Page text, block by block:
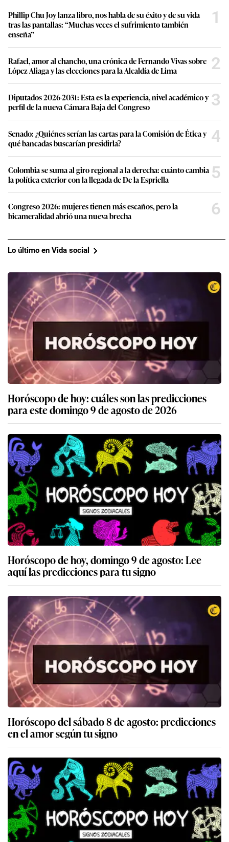
Phillip Chu Joy lanza libro, nos habla de su éxito y de su vida
tras las pantallas: “Muchas veces el sufrimiento también
enseña”
1
Rafael, amor al chancho, una crónica de Fernando Vivas sobre
López Aliaga y las elecciones para la Alcaldía de Lima
2
Diputados 2026-2031: Esta es la experiencia, nivel académico y
perfil de la nueva Cámara Baja del Congreso
3
Senado: ¿Quiénes serían las cartas para la Comisión de Ética y
qué bancadas buscarían presidirla?
4
Colombia se suma al giro regional a la derecha: cuánto cambia
la política exterior con la llegada de De la Espriella
5
Congreso 2026: mujeres tienen más escaños, pero la
bicameralidad abrió una nueva brecha
6
Lo último en Vida social
Horóscopo de hoy: cuáles son las predicciones
para este domingo 9 de agosto de 2026
Horóscopo de hoy, domingo 9 de agosto: Lee
aquí las predicciones para tu signo
Horóscopo del sábado 8 de agosto: predicciones
en el amor según tu signo